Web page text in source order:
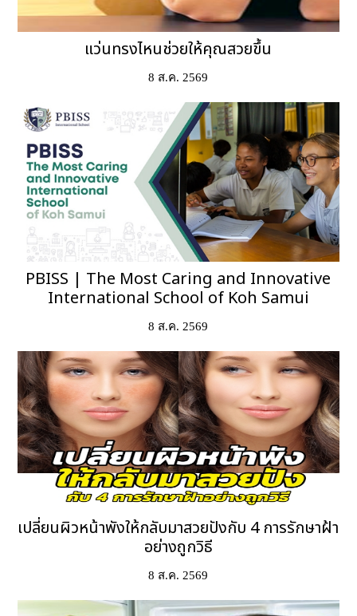
แว่นทรงไหนช่วยให้คุณสวยขึ้น
8 ส.ค. 2569
PBISS | The Most Caring and Innovative
International School of Koh Samui
8 ส.ค. 2569
เปลี่ยนผิวหน้าพังให้กลับมาสวยปังกับ 4 การรักษาฝ้า
อย่างถูกวิธี
8 ส.ค. 2569